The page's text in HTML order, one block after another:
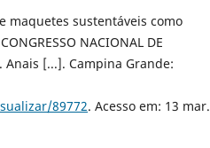
maquetes sustentáveis como
NACIONAL DE
Anais [...]. Campina Grande:
89772. Acesso em: 13 mar.